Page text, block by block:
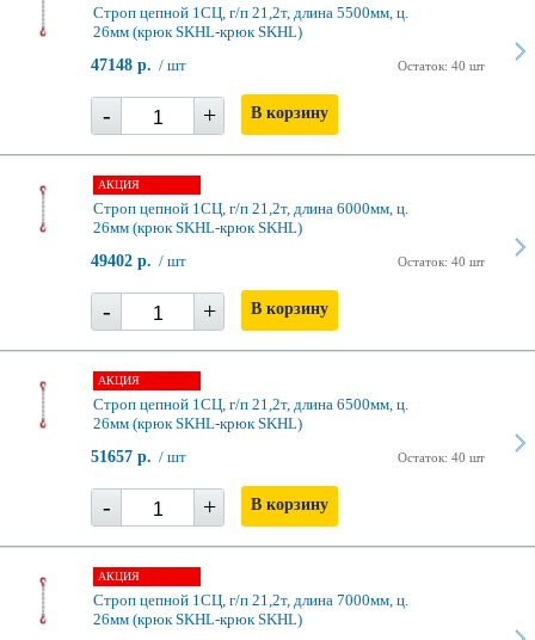
Строп цепной 1СЦ, г/п 21,2т, длина 5500мм, ц.
26мм (крюк SKHL-крюк SKHL)
Остаток: 40 шт
47148 р. / шт
- + В корзину
АКЦИЯ
Строп цепной 1СЦ, г/п 21,2т, длина 6000мм, ц.
26мм (крюк SKHL-крюк SKHL)
Остаток: 40 шт
49402 р. / шт
- + В корзину
АКЦИЯ
Строп цепной 1СЦ, г/п 21,2т, длина 6500мм, ц.
26мм (крюк SKHL-крюк SKHL)
Остаток: 40 шт
51657 р. / шт
- + В корзину
АКЦИЯ
Строп цепной 1СЦ, г/п 21,2т, длина 7000мм, ц.
26мм (крюк SKHL-крюк SKHL)